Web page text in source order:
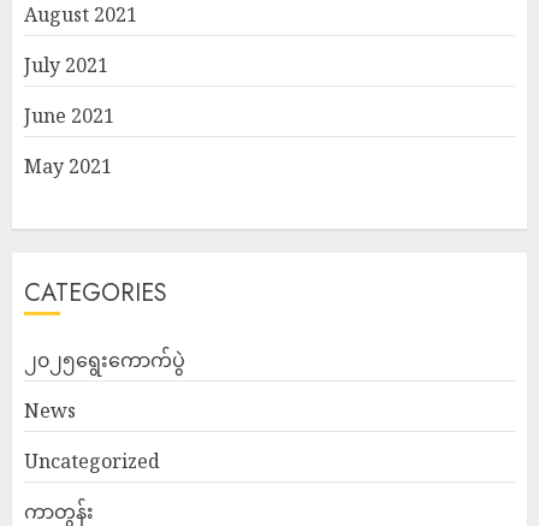
August 2021
July 2021
June 2021
May 2021
CATEGORIES
၂၀၂၅ရွေးကောက်ပွဲ
News
Uncategorized
ကာတွန်း